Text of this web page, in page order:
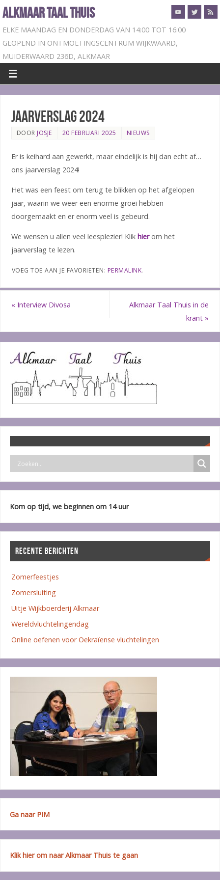
ALKMAAR TAAL THUIS
ELKE MAANDAG EN DONDERDAG VAN 14:00 TOT 16:00
GEOPEND IN ONTMOETINGSCENTRUM WIJKWAARD,
MUIDERWAARD 236D, ALKMAAR
Jaarverslag 2024
DOOR JOSJE 20 FEBRUARI 2025 NIEUWS
Er is keihard aan gewerkt, maar eindelijk is hij dan echt af…
ons jaarverslag 2024!
Het was een feest om terug te blikken op het afgelopen
jaar, waarin we weer een enorme groei hebben
doorgemaakt en er enorm veel is gebeurd.
We wensen u allen veel leesplezier! Klik hierom het
jaarverslag te lezen.
VOEG TOE AAN JE FAVORIETEN: PERMALINK.
« Interview Divosa
Alkmaar Taal Thuis in de
krant »
Kom op tijd, we beginnen om 14 uur
RECENTE BERICHTEN
Zomerfeestjes
Zomersluiting
Uitje Wijkboerderij Alkmaar
Wereldvluchtelingendag
Online oefenen voor Oekraïense vluchtelingen
Ga naar PIM
Klik hier om naar Alkmaar Thuis te gaan